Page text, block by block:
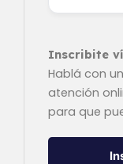
Inscribite
Hablá con
atención
para que